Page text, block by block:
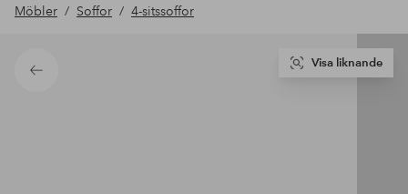
hemmet
pris
Möbler Soffor 4-sitssoffor
Tillbaka
Visa liknande